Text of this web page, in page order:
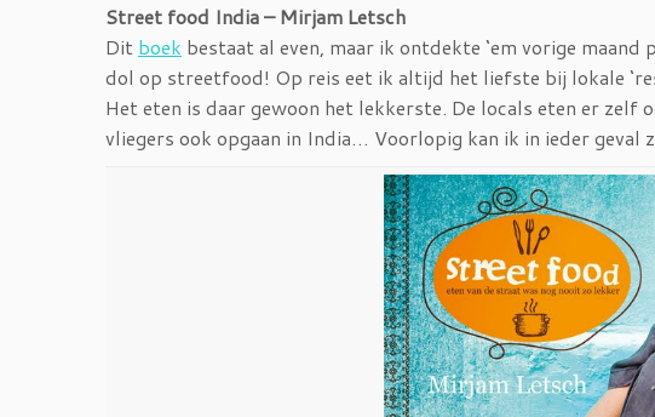
Street food India – Mirjam Letsch
Dit boek bestaat al even, maar ik ontdekte ‘em vorige maand
dol op streetfood! Op reis eet ik altijd het liefste bij lokale
Het eten is daar gewoon het lekkerste. De locals eten er
vliegers ook opgaan in India… Voorlopig kan ik in ieder geval